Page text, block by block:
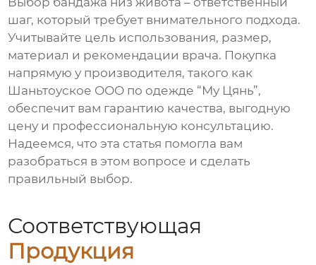
шаг, который требует внимательного подхода.
Учитывайте цель использования, размер,
материал и рекомендации врача. Покупка
напрямую у производителя, такого как
Шаньтоуское ООО по одежде “Му Цянь”,
обеспечит вам гарантию качества, выгодную
цену и профессиональную консультацию.
Надеемся, что эта статья помогла вам
разобраться в этом вопросе и сделать
правильный выбор.
Соответствующая
Продукция